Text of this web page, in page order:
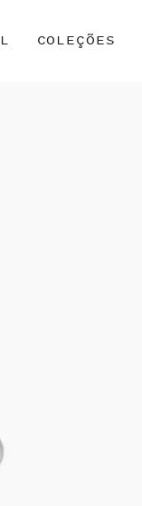
COLEÇÕES